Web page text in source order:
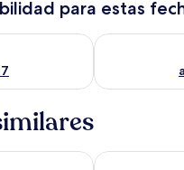
para estas
para hoy ago 6 - ago 7
Consulta la
Hotel Marina